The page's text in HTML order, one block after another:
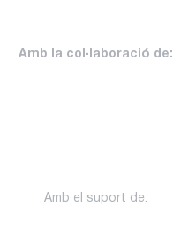
Amb la col·laboració de:
Amb el suport de: